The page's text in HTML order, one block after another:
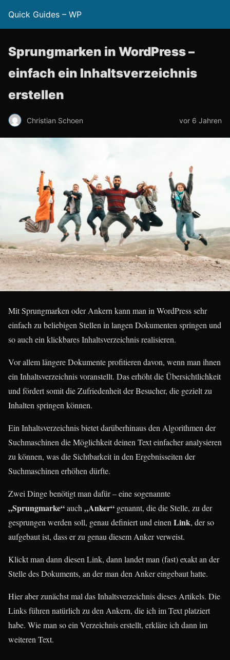
Quick Guides – WP
Sprungmarken in WordPress –
einfach ein Inhaltsverzeichnis
erstellen
Christian Schoen vor 6 Jahren
Mit Sprungmarken oder Ankern kann man in WordPress sehr
einfach zu beliebigen Stellen in langen Dokumenten springen und
so auch ein klickbares Inhaltsverzeichnis realisieren.
Vor allem längere Dokumente profitieren davon, wenn man ihnen
ein Inhaltsverzeichnis voranstellt. Das erhöht die Übersichtlichkeit
und fördert somit die Zufriedenheit der Besucher, die gezielt zu
Inhalten springen können.
Ein Inhaltsverzeichnis bietet darüberhinaus den Algorithmen der
Suchmaschinen die Möglichkeit deinen Text einfacher analysieren
zu können, was die Sichtbarkeit in den Ergebnisseiten der
Suchmaschinen erhöhen dürfte.
Zwei Dinge benötigt man dafür – eine sogenannte
„Sprungmarke“auch „Anker“ genannt, die die Stelle, zu der
gesprungen werden soll, genau definiert und einen Link, der so
aufgebaut ist, dass er zu genau diesem Anker verweist.
Klickt man dann diesen Link, dann landet man (fast) exakt an der
Stelle des Dokuments, an der man den Anker eingebaut hatte.
Hier aber zunächst mal das Inhaltsverzeichnis dieses Artikels. Die
Links führen natürlich zu den Ankern, die ich im Text platziert
habe. Wie man so ein Verzeichnis erstellt, erkläre ich dann im
weiteren Text.